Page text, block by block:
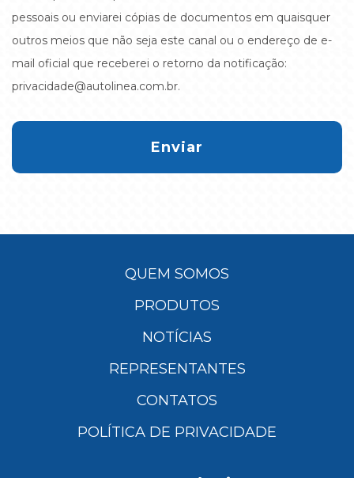
pessoais ou enviarei cópias de documentos em quaisquer
outros meios que não seja este canal ou o endereço de e-
mail oficial que receberei o retorno da notificação:
privacidade@autolinea.com.br.
QUEM SOMOS
PRODUTOS
NOTÍCIAS
REPRESENTANTES
CONTATOS
POLÍTICA DE PRIVACIDADE